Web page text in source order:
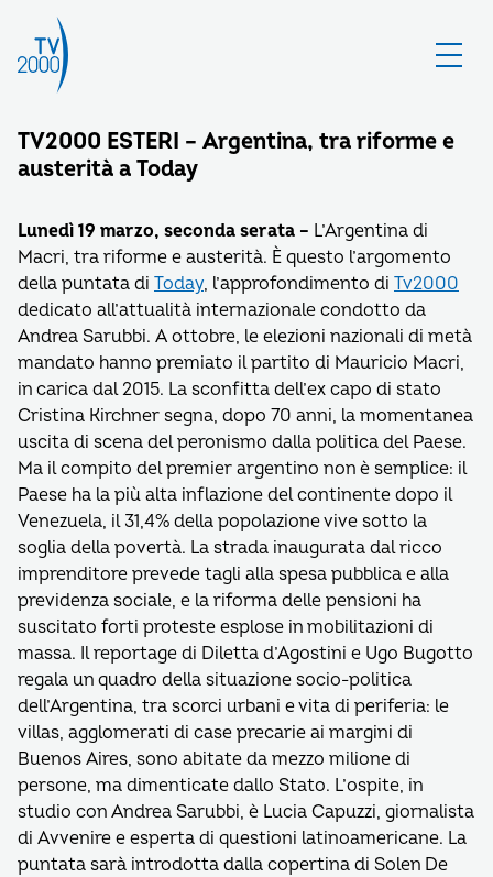
TV2000 ESTERI – Argentina, tra riforme e
austerità a Today
Lunedì 19 marzo, seconda serata – L’Argentina di
Macri, tra riforme e austerità. È questo l’argomento
della puntata di Today, l’approfondimento di Tv2000
dedicato all’attualità internazionale condotto da
Andrea Sarubbi. A ottobre, le elezioni nazionali di metà
mandato hanno premiato il partito di Mauricio Macri,
in carica dal 2015. La sconfitta dell’ex capo di stato
Cristina Kirchner segna, dopo 70 anni, la momentanea
uscita di scena del peronismo dalla politica del Paese.
Ma il compito del premier argentino non è semplice: il
Paese ha la più alta inflazione del continente dopo il
Venezuela, il 31,4% della popolazione vive sotto la
soglia della povertà. La strada inaugurata dal ricco
imprenditore prevede tagli alla spesa pubblica e alla
previdenza sociale, e la riforma delle pensioni ha
suscitato forti proteste esplose in mobilitazioni di
massa. Il reportage di Diletta d’Agostini e Ugo Bugotto
regala un quadro della situazione socio-politica
dell’Argentina, tra scorci urbani e vita di periferia: le
villas, agglomerati di case precarie ai margini di
Buenos Aires, sono abitate da mezzo milione di
persone, ma dimenticate dallo Stato. L’ospite, in
studio con Andrea Sarubbi, è Lucia Capuzzi, giornalista
di Avvenire e esperta di questioni latinoamericane. La
puntata sarà introdotta dalla copertina di Solen De